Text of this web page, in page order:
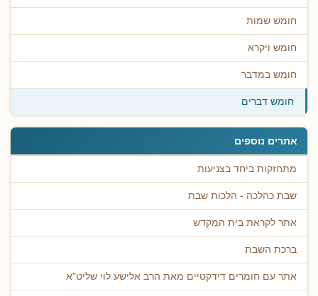
חומש שמות
חומש ויקרא
חומש במדבר
חומש דברים
אתרים נוספים
מתחזקות ביחד בצניעות
שבת כהלכה - הלכות שבת
אתר לקראת בית המקדש
ברכת השבת
אתר עם חומרים דידקטיים מאת הרב אלישע לוי שליט"א